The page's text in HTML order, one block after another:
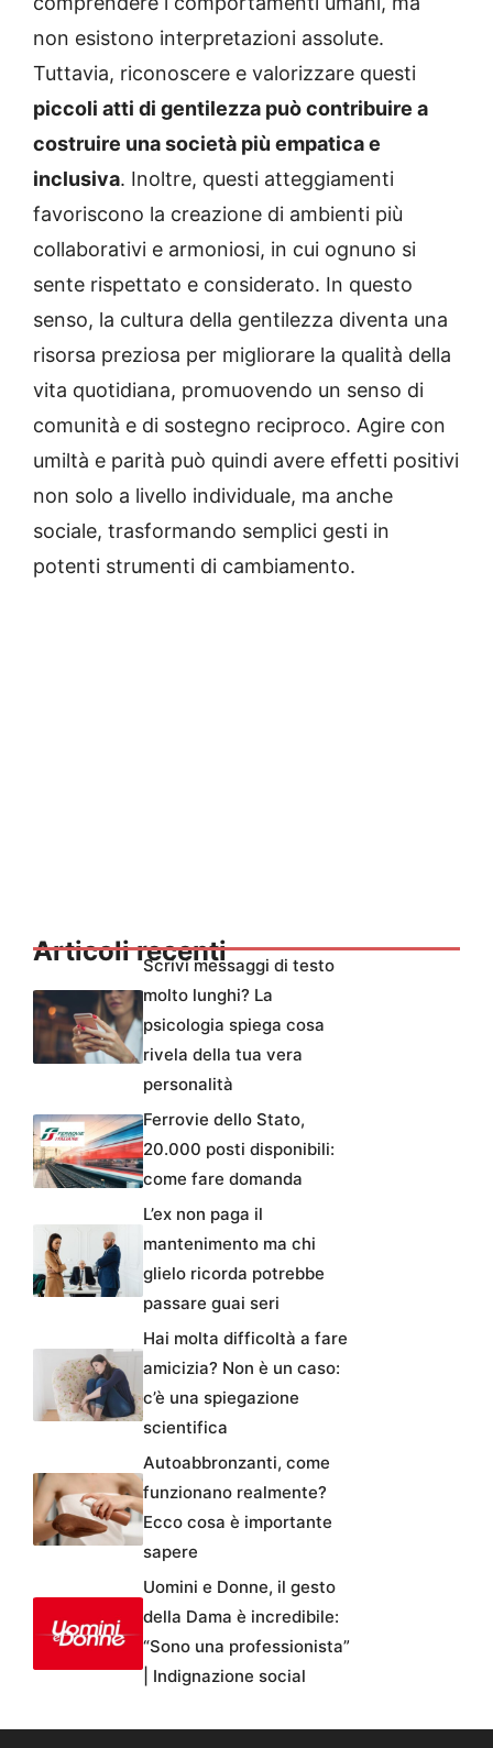
non esistono interpretazioni assolute.
Tuttavia, riconoscere e valorizzare questi
piccoli atti di gentilezza può contribuire a
costruire una società più empatica e
inclusiva. Inoltre, questi atteggiamenti
favoriscono la creazione di ambienti più
collaborativi e armoniosi, in cui ognuno si
sente rispettato e considerato. In questo
senso, la cultura della gentilezza diventa una
risorsa preziosa per migliorare la qualità della
vita quotidiana, promuovendo un senso di
comunità e di sostegno reciproco. Agire con
umiltà e parità può quindi avere effetti positivi
non solo a livello individuale, ma anche
sociale, trasformando semplici gesti in
potenti strumenti di cambiamento.
Articoli recentiScrivi messaggi di testo
molto lunghi? La
psicologia spiega cosa
rivela della tua vera
personalità
Ferrovie dello Stato,
20.000 posti disponibili:
come fare domanda
L’ex non paga il
mantenimento ma chi
glielo ricorda potrebbe
passare guai seri
Hai molta difficoltà a fare
amicizia? Non è un caso:
c’è una spiegazione
scientifica
Autoabbronzanti, come
funzionano realmente?
Ecco cosa è importante
sapere
Uomini e Donne, il gesto
della Dama è incredibile:
“Sono una professionista”
| Indignazione social